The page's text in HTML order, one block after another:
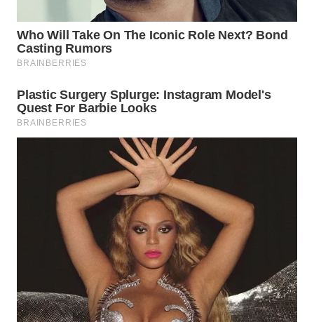
MAWAKA
ID
NET
PLN
KOPEKLIN